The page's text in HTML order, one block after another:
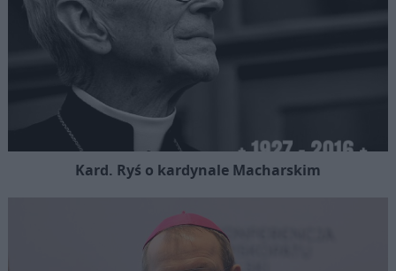
Kard. Ryś o kardynale Macharskim